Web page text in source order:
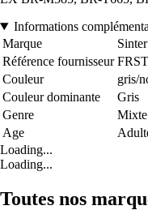
Informations
Marque
Sinter
Référence fournisseur
Couleur
gris/
Couleur dominante
Gris
Genre
Mixte
Age
Loading...
Loading...
Toutes nos